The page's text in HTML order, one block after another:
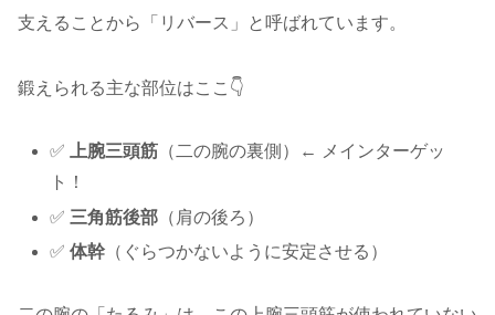
支えることから「リバース」と呼ばれています。
鍛えられる主な部位はここ👇
✅ 上腕三頭筋 （二の腕の裏側）← メインターゲッ
ト！
✅ 三角筋後部 （肩の後ろ）
✅体幹 （ぐらつかないように安定させる）